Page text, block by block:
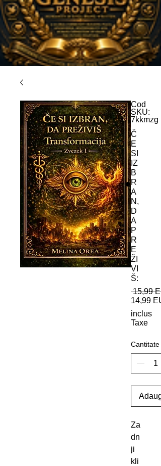
Cod
SKU:
7kkmzg
Č
E
SI
IZ
B
R
A
N,
D
A
P
R
E
ŽI
VI
Š:
15,99
14,99
inclus
Taxe
Cantitate
Za
dn
ji
kli